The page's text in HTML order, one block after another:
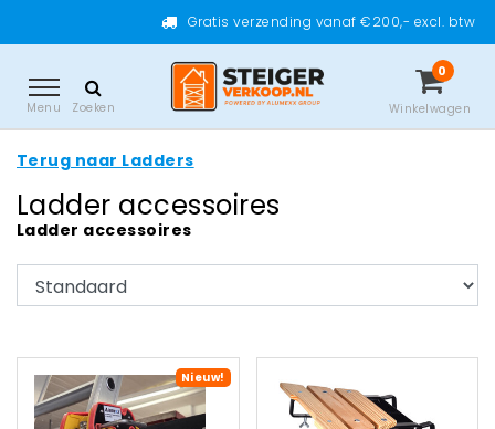
Gratis verzending vanaf €200,- excl. btw
Menu Zoeken
0
Winkelwagen
Terug naar Ladders
Ladder accessoires
Ladder accessoires
Nieuw!